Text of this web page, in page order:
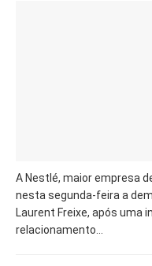
A Nestlé, maior empresa
nesta segunda-feira a
Laurent Freixe, após uma
relacionamento...